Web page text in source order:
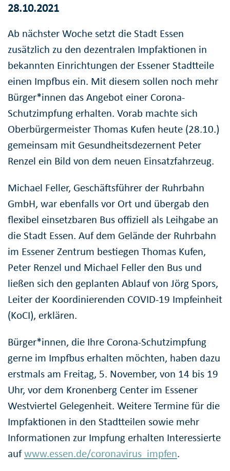
28.10.2021
Ab nächster Woche setzt die Stadt Essen
zusätzlich zu den dezentralen Impfaktionen in
bekannten Einrichtungen der Essener Stadtteile
einen Impfbus ein. Mit diesem sollen noch mehr
Bürger*innen das Angebot einer Corona-
Schutzimpfung erhalten. Vorab machte sich
Oberbürgermeister Thomas Kufen heute (28.10.)
gemeinsam mit Gesundheitsdezernent Peter
Renzel ein Bild von dem neuen Einsatzfahrzeug.
Michael Feller, Geschäftsführer der Ruhrbahn
GmbH, war ebenfalls vor Ort und übergab den
flexibel einsetzbaren Bus offiziell als Leihgabe an
die Stadt Essen. Auf dem Gelände der Ruhrbahn
im Essener Zentrum bestiegen Thomas Kufen,
Peter Renzel und Michael Feller den Bus und
ließen sich den geplanten Ablauf von Jörg Spors,
Leiter der Koordinierenden COVID-19 Impfeinheit
(KoCI), erklären.
Bürger*innen, die Ihre Corona-Schutzimpfung
gerne im Impfbus erhalten möchten, haben dazu
erstmals am Freitag, 5. November, von 14 bis 19
Uhr, vor dem Kronenberg Center im Essener
Westviertel Gelegenheit. Weitere Termine für die
Impfaktionen in den Stadtteilen sowie mehr
Informationen zur Impfung erhalten Interessierte
aufwww.essen.de/coronavirus_impfen.